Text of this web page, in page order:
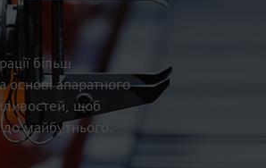
більш
основі апаратного
щоб
майбутнього.